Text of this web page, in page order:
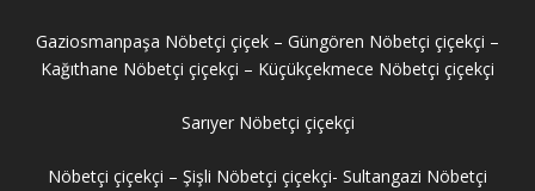
Gaziosmanpaşa Nöbetçi çiçek – Güngören Nöbetçi çiçekçi –
Kağıthane Nöbetçi çiçekçi – Küçükçekmece Nöbetçi çiçekçi
Sarıyer Nöbetçi çiçekçi
Nöbetçi çiçekçi – Şişli Nöbetçi çiçekçi- Sultangazi Nöbetçi